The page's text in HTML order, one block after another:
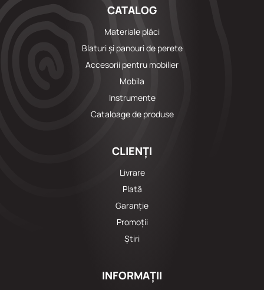
CATALOG
Materiale plăci
Blaturi și panouri de perete
Accesorii pentru mobilier
Mobila
Instrumente
Cataloage de produse
CLIENȚI
Livrare
Plată
Garanție
Promoții
Știri
INFORMAȚII